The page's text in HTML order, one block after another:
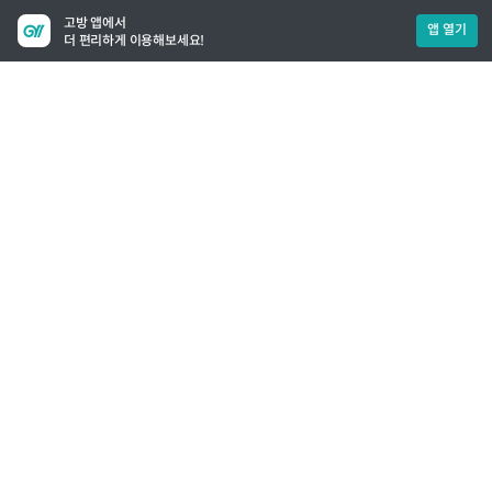
고방 앱에서
더 편리하게 이용해보세요!
앱 열기